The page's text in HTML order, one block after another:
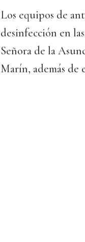
Los equipos de
desinfección en
Señora de la
Marín, además de